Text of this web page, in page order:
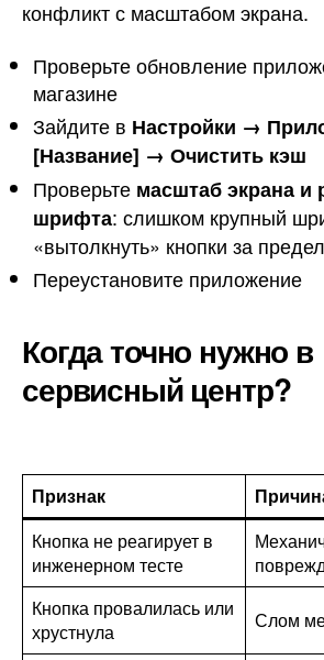
конфликт с масштабом экрана.
Проверьте обновление
магазине
Зайдите в Настройки →
[Название] → Очистить кэш
Проверьте масштаб экрана и
шрифта: слишком крупный
«вытолкнуть» кнопки за
Переустановите приложение
Когда точно нужно в
сервисный центр?
Признак
Кнопка не реагирует в
инженерном тесте
Кнопка провалилась или
хрустнула
Слом